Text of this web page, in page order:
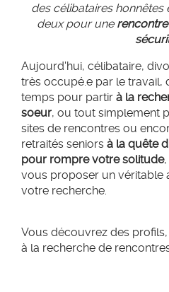
des célibataires
deux pour une
Aujourd'hui, célibataire,
très occupé.e par le travail,
temps pour partir à la
soeur, ou tout simplement
sites de rencontres ou
retraités seniors à la quête
pour rompre votre solitude
vous proposer un véritable
votre recherche.
Vous découvrez des
à la recherche de